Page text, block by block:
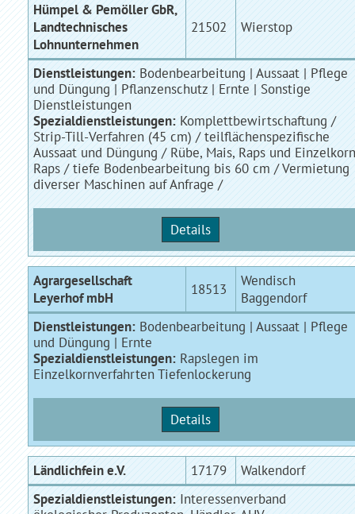
Hümpel & Pemöller GbR,
Landtechnisches
Lohnunternehmen
21502 Wierstop
Dienstleistungen: Bodenbearbeitung | Aussaat | Pflege
und Düngung | Pflanzenschutz | Ernte | Sonstige
Dienstleistungen
Spezialdienstleistungen: Komplettbewirtschaftung /
Strip-Till-Verfahren (45 cm) / teilflächenspezifische
Aussaat und Düngung / Rübe, Mais, Raps und Einzelkorn
Raps / tiefe Bodenbearbeitung bis 60 cm / Vermietung
diverser Maschinen auf Anfrage /
Details
Agrargesellschaft
Leyerhof mbH
18513
Wendisch
Baggendorf
Dienstleistungen: Bodenbearbeitung | Aussaat | Pflege
und Düngung | Ernte
Spezialdienstleistungen: Rapslegen im
Einzelkornverfahrten Tiefenlockerung
Details
Ländlichfein e.V. 17179
Walkendorf
Spezialdienstleistungen: Interessenverband